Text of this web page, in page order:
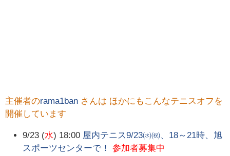
主催者のrama1ban さんは ほかにもこんなテニスオフを
開催しています
9/23 (水) 18:00 屋内テニス9/23㈬㈷、18～21時、旭
スポーツセンターで！
参加者募集中